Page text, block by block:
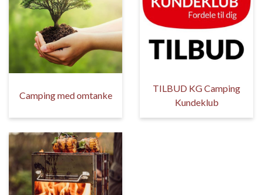
Camping med omtanke
TILBUD KG Camping
Kundeklub